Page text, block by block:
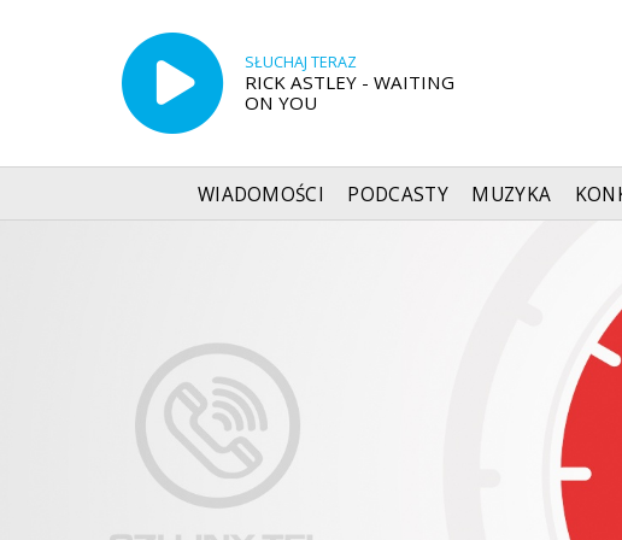
SŁUCHAJ TERAZ
RICK ASTLEY - WAITING
ON YOU
WIADOMOŚCI PODCASTY MUZYKA